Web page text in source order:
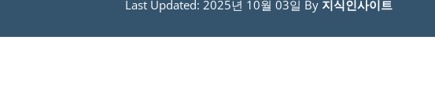
Last Updated: 2025년 10월 03일 By 지식인사이트